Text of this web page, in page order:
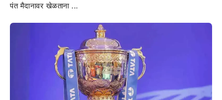
पंत मैदानावर खेळताना ...